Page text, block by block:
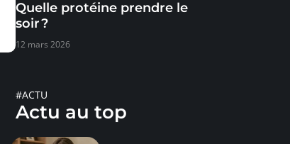
Quelle protéine prendre le
soir ?
12 mars 2026
#ACTU
Actu au top